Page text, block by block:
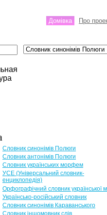
Домівка Про
Словник синонімів Полюги
Словник антонімів Полюги
Словник українських морфем
УСЕ (Універсальний словник-
енциклопедія)
Орфографічний словник української
Українсько-російський словник
Словник синонімів Караванського
Словник іншомовник слів